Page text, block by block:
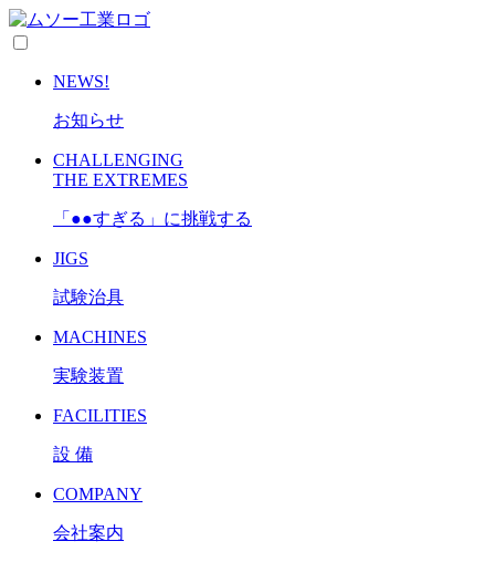
NEWS!
お知らせ
CHALLENGING
THE EXTREMES
「●●すぎる」に挑戦する
JIGS
試験治具
MACHINES
実験装置
FACILITIES
設 備
COMPANY
会社案内